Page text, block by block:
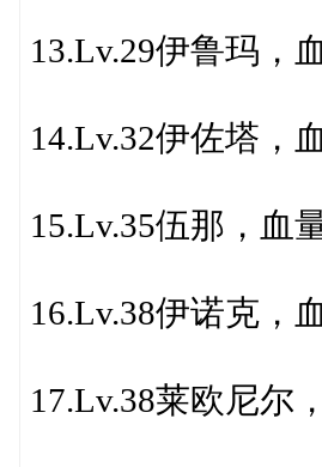
13.Lv.29伊鲁玛，
14.Lv.32伊佐塔，
15.Lv.35伍那，血
16.Lv.38伊诺克，
17.Lv.38莱欧尼尔